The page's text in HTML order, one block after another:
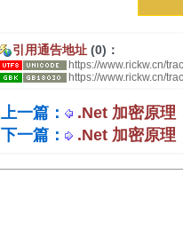
引用通告地址 (0)：
https://www.rickw.cn/
https://www.rickw.cn/
上一篇：
.Net 加密原理
下一篇：
.Net 加密原理